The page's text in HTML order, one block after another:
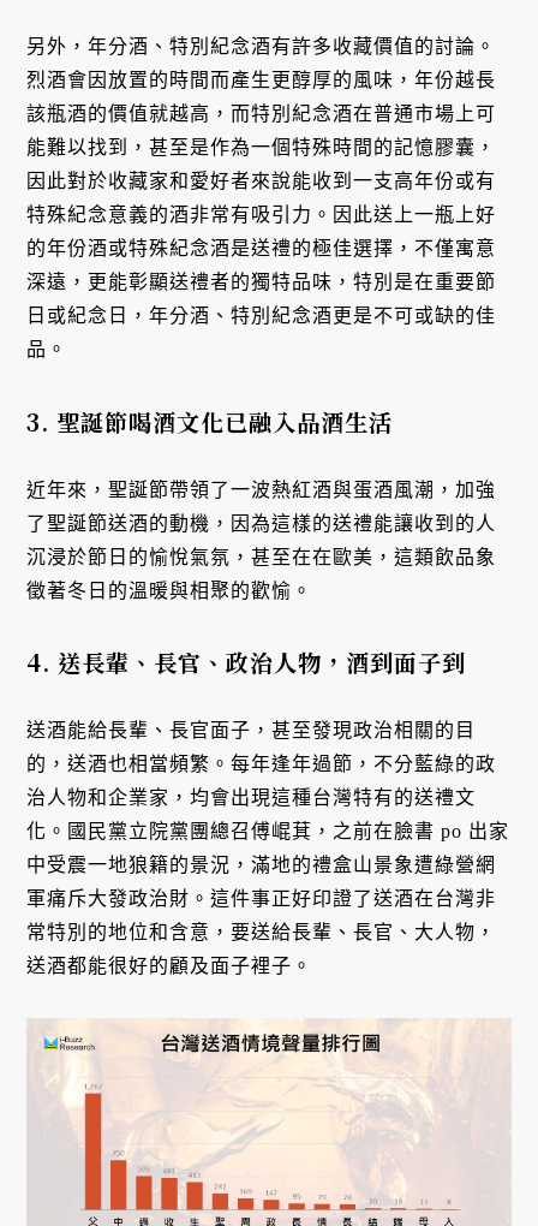
另外，年分酒、特別紀念酒有許多收藏價值的討論。
烈酒會因放置的時間而產生更醇厚的風味，年份越長
該瓶酒的價值就越高，而特別紀念酒在普通市場上可
能難以找到，甚至是作為一個特殊時間的記憶膠囊，
因此對於收藏家和愛好者來說能收到一支高年份或有
特殊紀念意義的酒非常有吸引力。因此送上一瓶上好
的年份酒或特殊紀念酒是送禮的極佳選擇，不僅寓意
深遠，更能彰顯送禮者的獨特品味，特別是在重要節
日或紀念日，年分酒、特別紀念酒更是不可或缺的佳
品。
3. 聖誕節喝酒文化已融入品酒生活
近年來，聖誕節帶領了一波熱紅酒與蛋酒風潮，加強
了聖誕節送酒的動機，因為這樣的送禮能讓收到的人
沉浸於節日的愉悅氣氛，甚至在在歐美，這類飲品象
徵著冬日的溫暖與相聚的歡愉。
4. 送長輩、長官、政治人物，酒到面子到
送酒能給長輩、長官面子，甚至發現政治相關的目
的，送酒也相當頻繁。每年逢年過節，不分藍綠的政
治人物和企業家，均會出現這種台灣特有的送禮文
化。國民黨立院黨團總召傅崐萁，之前在臉書 po 出家
中受震一地狼籍的景況，滿地的禮盒山景象遭綠營網
軍痛斥大發政治財。這件事正好印證了送酒在台灣非
常特別的地位和含意，要送給長輩、長官、大人物，
送酒都能很好的顧及面子裡子。